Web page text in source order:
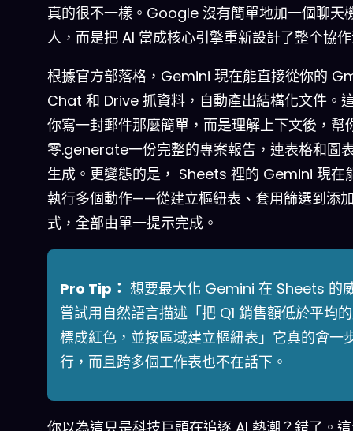
真的很不一樣。Google 沒有簡單地加一個聊天
人，而是把 AI 當成核心引擎重新設計了整个協
根據官方部落格，Gemini 現在能直接從你的
Chat 和 Drive 抓資料，自動產出結構化文件。
你寫一封郵件那麼簡單，而是理解上下文後，幫
零.generate一份完整的專案報告，連表格和圖
生成。更變態的是， Sheets 裡的 Gemini 現在
執行多個動作——從建立樞紐表、套用篩選到添
式，全部由單一提示完成。
Pro Tip： 想要最大化 Gemini 在 Sheets 的
嘗試用自然語言描述「把 Q1 銷售額低於平均
標成紅色，並按區域建立樞紐表」它真的會一
行，而且跨多個工作表也不在話下。